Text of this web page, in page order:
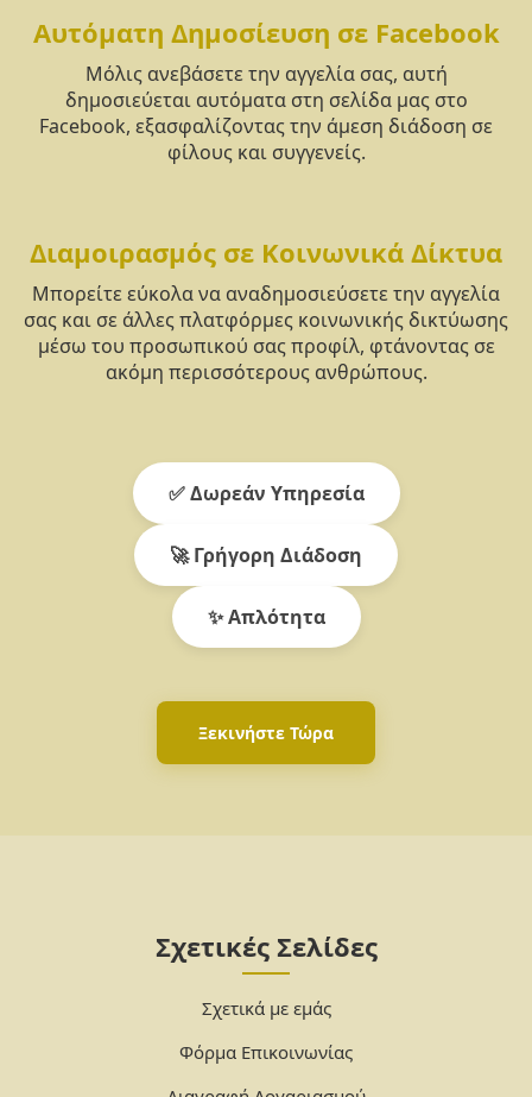
Αυτόματη Δημοσίευση σε Facebook
Μόλις ανεβάσετε την αγγελία σας, αυτή
δημοσιεύεται αυτόματα στη σελίδα μας στο
Facebook, εξασφαλίζοντας την άμεση διάδοση σε
φίλους και συγγενείς.
Διαμοιρασμός σε Κοινωνικά Δίκτυα
Μπορείτε εύκολα να αναδημοσιεύσετε την αγγελία
σας και σε άλλες πλατφόρμες κοινωνικής δικτύωσης
μέσω του προσωπικού σας προφίλ, φτάνοντας σε
ακόμη περισσότερους ανθρώπους.
✅ Δωρεάν Υπηρεσία
🚀 Γρήγορη Διάδοση
✨ Απλότητα
Ξεκινήστε Τώρα
Σχετικές Σελίδες
Σχετικά με εμάς
Φόρμα Επικοινωνίας